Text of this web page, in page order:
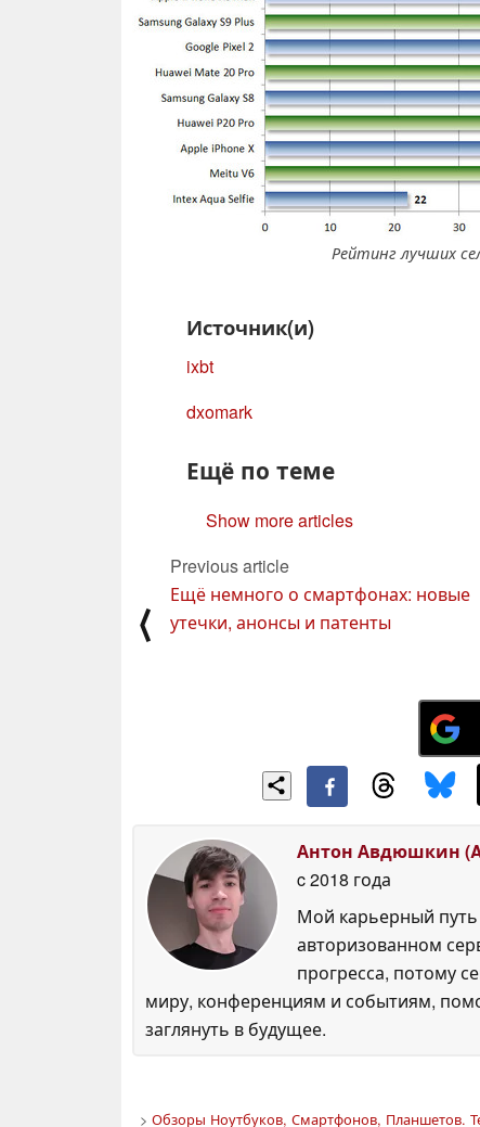
Рейтинг лучших
Источник(и)
ixbt
dxomark
Ещё по теме
Show more articles
⟨
Previous article
Ещё немного о смартфонах: новые
утечки, анонсы и патенты
Антон Авдюшкин
c 2018 года
Мой карьерный путь
авторизованном
прогресса, потому
миру, конференциям и событиям,
заглянуть в будущее.
> Обзоры Ноутбуков, Смартфонов, Планшетов.